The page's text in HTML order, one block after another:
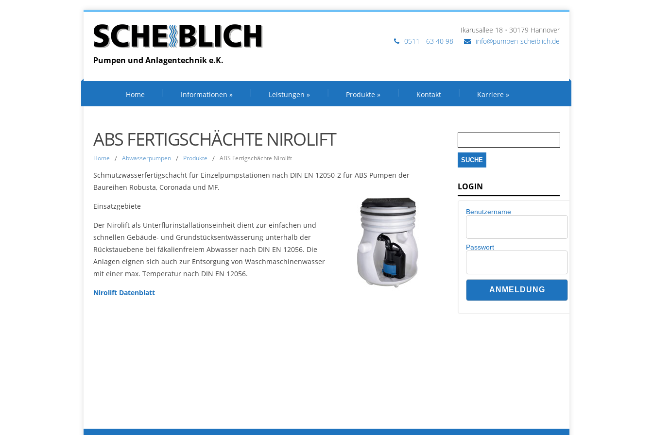
Pumpen und Anlagentechnik e.K.
Ikarusallee 18 • 30179 Hannover
0511 - 63 40 98
info@pumpen-scheiblich.de
Home Informationen » Leistungen » Produkte » Kontakt Karriere »
ABS FERTIGSCHÄCHTE NIROLIFT
Home / Abwasserpumpen / Produkte / ABS Fertigschächte Nirolift
Schmutzwasserfertigschacht für Einzelpumpstationen nach DIN EN 12050-2 für ABS Pumpen der
Baureihen Robusta, Coronada und MF.
Einsatzgebiete
Der Nirolift als Unterflurinstallationseinheit dient zur einfachen und
schnellen Gebäude- und Grundstücksentwässerung unterhalb der
Rückstauebene bei fäkalienfreiem Abwasser nach DIN EN 12056. Die
Anlagen eignen sich auch zur Entsorgung von Waschmaschinenwasser
mit einer max. Temperatur nach DIN EN 12056.
Nirolift Datenblatt
nach:
LOGIN
Benutzername
Passwort